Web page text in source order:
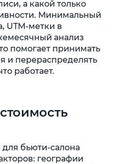
а какой только
Минимальный
UTM-метки в
анализ
помогает принимать
и перераспределять
работает.
бьюти-салона
географии